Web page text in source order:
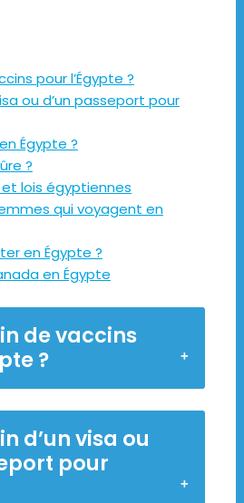
pour l’Égypte ?
ou d’un passeport pour
Égypte ?
?
lois égyptiennes
qui voyagent en
en Égypte ?
en Égypte
de vaccins
?
d’un visa ou
pour